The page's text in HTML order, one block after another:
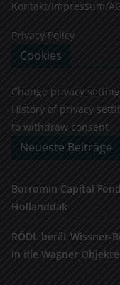
Kontakt/Impressum/
Privacy Policy
Cookies
Change privacy
History of privacy
to withdraw consent
Neueste Beiträge
Borromin Capital
Hollanddak
RÖDL berät Wissner-
in die Wagner